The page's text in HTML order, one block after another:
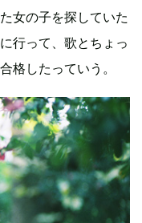
女の子を探していた
行って、歌とちょっ
格したっていう。